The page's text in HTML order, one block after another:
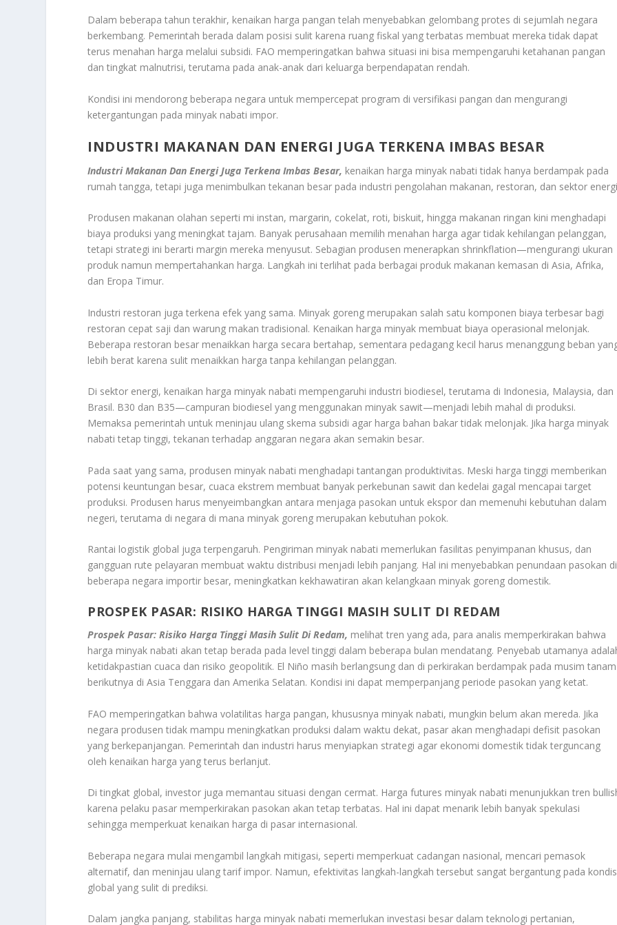
Dalam beberapa tahun terakhir, kenaikan harga pangan telah menyebabkan gelombang protes di sejumlah negara
berkembang. Pemerintah berada dalam posisi sulit karena ruang fiskal yang terbatas membuat mereka tidak dapat
terus menahan harga melalui subsidi. FAO memperingatkan bahwa situasi ini bisa mempengaruhi ketahanan pangan
dan tingkat malnutrisi, terutama pada anak-anak dari keluarga berpendapatan rendah.
Kondisi ini mendorong beberapa negara untuk mempercepat program di versifikasi pangan dan mengurangi
ketergantungan pada minyak nabati impor.
INDUSTRI MAKANAN DAN ENERGI JUGA TERKENA IMBAS BESAR
Industri Makanan Dan Energi Juga Terkena Imbas Besar, kenaikan harga minyak nabati tidak hanya berdampak pada
rumah tangga, tetapi juga menimbulkan tekanan besar pada industri pengolahan makanan, restoran, dan sektor
Produsen makanan olahan seperti mi instan, margarin, cokelat, roti, biskuit, hingga makanan ringan kini menghadapi
biaya produksi yang meningkat tajam. Banyak perusahaan memilih menahan harga agar tidak kehilangan pelanggan,
tetapi strategi ini berarti margin mereka menyusut. Sebagian produsen menerapkan shrinkflation—mengurangi ukuran
produk namun mempertahankan harga. Langkah ini terlihat pada berbagai produk makanan kemasan di Asia, Afrika,
dan Eropa Timur.
Industri restoran juga terkena efek yang sama. Minyak goreng merupakan salah satu komponen biaya terbesar bagi
restoran cepat saji dan warung makan tradisional. Kenaikan harga minyak membuat biaya operasional melonjak.
Beberapa restoran besar menaikkan harga secara bertahap, sementara pedagang kecil harus menanggung beban
lebih berat karena sulit menaikkan harga tanpa kehilangan pelanggan.
Di sektor energi, kenaikan harga minyak nabati mempengaruhi industri biodiesel, terutama di Indonesia, Malaysia, dan
Brasil. B30 dan B35—campuran biodiesel yang menggunakan minyak sawit—menjadi lebih mahal di produksi.
Memaksa pemerintah untuk meninjau ulang skema subsidi agar harga bahan bakar tidak melonjak. Jika harga minyak
nabati tetap tinggi, tekanan terhadap anggaran negara akan semakin besar.
Pada saat yang sama, produsen minyak nabati menghadapi tantangan produktivitas. Meski harga tinggi memberikan
potensi keuntungan besar, cuaca ekstrem membuat banyak perkebunan sawit dan kedelai gagal mencapai target
produksi. Produsen harus menyeimbangkan antara menjaga pasokan untuk ekspor dan memenuhi kebutuhan dalam
negeri, terutama di negara di mana minyak goreng merupakan kebutuhan pokok.
Rantai logistik global juga terpengaruh. Pengiriman minyak nabati memerlukan fasilitas penyimpanan khusus, dan
gangguan rute pelayaran membuat waktu distribusi menjadi lebih panjang. Hal ini menyebabkan penundaan pasokan di
beberapa negara importir besar, meningkatkan kekhawatiran akan kelangkaan minyak goreng domestik.
PROSPEK PASAR: RISIKO HARGA TINGGI MASIH SULIT DI REDAM
Prospek Pasar: Risiko Harga Tinggi Masih Sulit Di Redam, melihat tren yang ada, para analis memperkirakan bahwa
harga minyak nabati akan tetap berada pada level tinggi dalam beberapa bulan mendatang. Penyebab utamanya
ketidakpastian cuaca dan risiko geopolitik. El Niño masih berlangsung dan di perkirakan berdampak pada musim tanam
berikutnya di Asia Tenggara dan Amerika Selatan. Kondisi ini dapat memperpanjang periode pasokan yang ketat.
FAO memperingatkan bahwa volatilitas harga pangan, khususnya minyak nabati, mungkin belum akan mereda. Jika
negara produsen tidak mampu meningkatkan produksi dalam waktu dekat, pasar akan menghadapi defisit pasokan
yang berkepanjangan. Pemerintah dan industri harus menyiapkan strategi agar ekonomi domestik tidak terguncang
oleh kenaikan harga yang terus berlanjut.
Di tingkat global, investor juga memantau situasi dengan cermat. Harga futures minyak nabati menunjukkan tren
karena pelaku pasar memperkirakan pasokan akan tetap terbatas. Hal ini dapat menarik lebih banyak spekulasi
sehingga memperkuat kenaikan harga di pasar internasional.
Beberapa negara mulai mengambil langkah mitigasi, seperti memperkuat cadangan nasional, mencari pemasok
alternatif, dan meninjau ulang tarif impor. Namun, efektivitas langkah-langkah tersebut sangat bergantung pada
global yang sulit di prediksi.
Dalam jangka panjang, stabilitas harga minyak nabati memerlukan investasi besar dalam teknologi pertanian,